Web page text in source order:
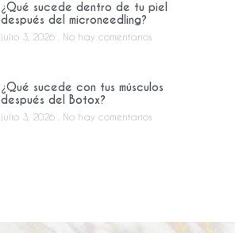
¿Qué sucede dentro de tu piel
después del microneedling?
julio 3, 2026 No hay comentarios
¿Qué sucede con tus músculos
después del Botox?
julio 3, 2026 No hay comentarios